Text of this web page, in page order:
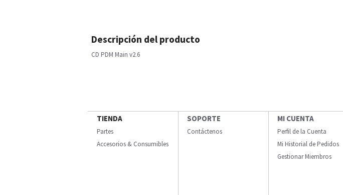
Descripción del producto
CD PDM Main v2.6
TIENDA
Partes
Accesorios & Consumibles
SOPORTE
Contáctenos
MI CUENTA
Perfil de la Cuenta
Mi Historial de Pedidos
Gestionar Miembros